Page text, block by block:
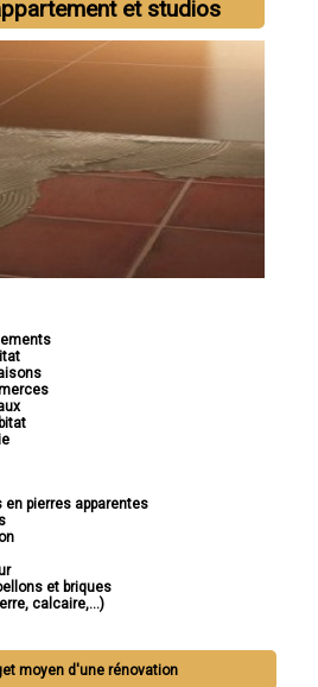
et studios
en pierres apparentes
et briques
calcaire,...)
moyen d'une rénovation